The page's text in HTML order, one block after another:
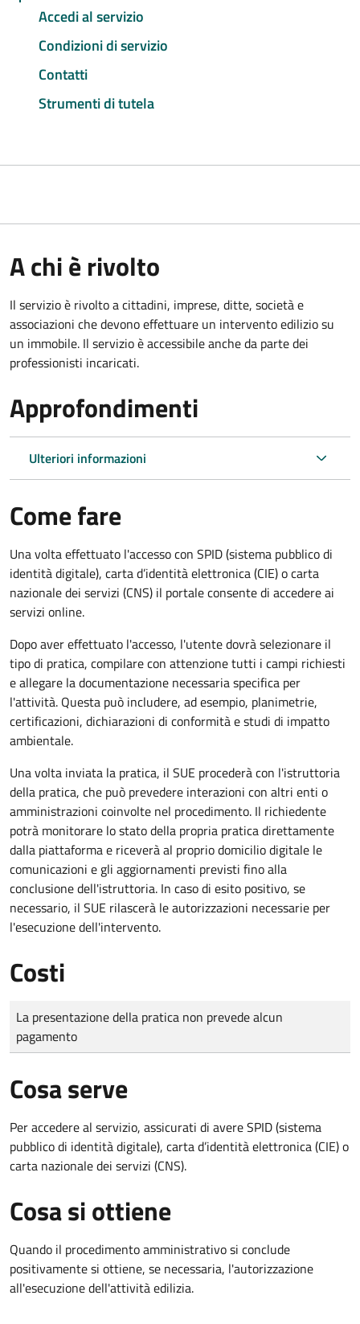
Accedi al servizio
Condizioni di servizio
Contatti
Strumenti di tutela
A chi è rivolto
Il servizio è rivolto a cittadini, imprese, ditte, società e
associazioni che devono effettuare un intervento edilizio su
un immobile. Il servizio è accessibile anche da parte dei
professionisti incaricati.
Approfondimenti
Ulteriori informazioni
Come fare
Una volta effettuato l'accesso con SPID (sistema pubblico di
identità digitale), carta d’identità elettronica (CIE) o carta
nazionale dei servizi (CNS) il portale consente di accedere ai
servizi online.
Dopo aver effettuato l'accesso, l'utente dovrà selezionare il
tipo di pratica, compilare con attenzione tutti i campi richiesti
e allegare la documentazione necessaria specifica per
l'attività. Questa può includere, ad esempio, planimetrie,
certificazioni, dichiarazioni di conformità e studi di impatto
ambientale.
Una volta inviata la pratica, il SUE procederà con l'istruttoria
della pratica, che può prevedere interazioni con altri enti o
amministrazioni coinvolte nel procedimento. Il richiedente
potrà monitorare lo stato della propria pratica direttamente
dalla piattaforma e riceverà al proprio domicilio digitale le
comunicazioni e gli aggiornamenti previsti fino alla
conclusione dell'istruttoria. In caso di esito positivo, se
necessario, il SUE rilascerà le autorizzazioni necessarie per
l'esecuzione dell'intervento.
Costi
Tipo di pagamento
Importo
La presentazione della pratica non prevede alcun
pagamento
Cosa serve
Per accedere al servizio, assicurati di avere SPID (sistema
pubblico di identità digitale), carta d’identità elettronica (CIE) o
carta nazionale dei servizi (CNS).
Cosa si ottiene
Quando il procedimento amministrativo si conclude
positivamente si ottiene, se necessaria, l'autorizzazione
all'esecuzione dell'attività edilizia.